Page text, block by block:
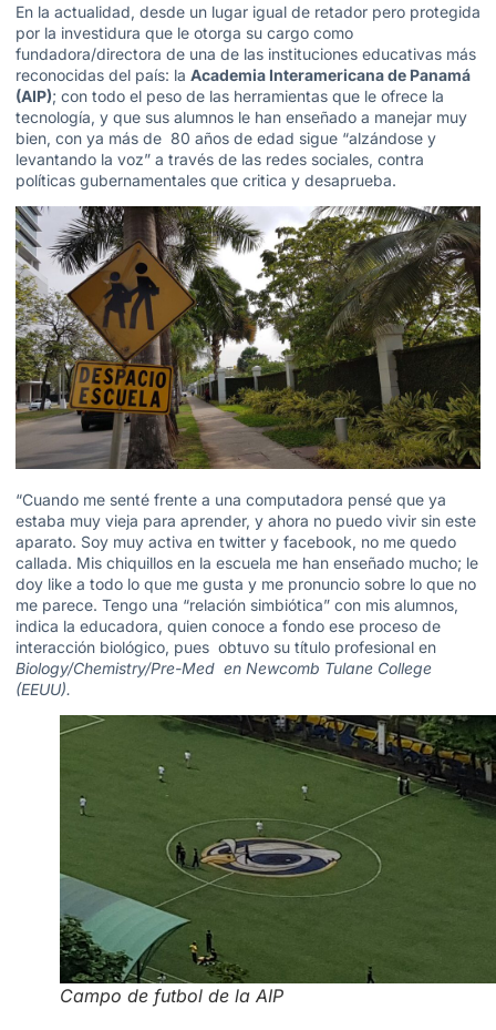
En la actualidad, desde un lugar igual de retador pero protegida
por la investidura que le otorga su cargo como
fundadora/directora de una de las instituciones educativas más
reconocidas del país: la Academia Interamericana de Panamá
(AIP); con todo el peso de las herramientas que le ofrece la
tecnología, y que sus alumnos le han enseñado a manejar muy
bien, con ya más de 80 años de edad sigue “alzándose y
levantando la voz” a través de las redes sociales, contra
políticas gubernamentales que critica y desaprueba.
“Cuando me senté frente a una computadora pensé que ya
estaba muy vieja para aprender, y ahora no puedo vivir sin este
aparato. Soy muy activa en twitter y facebook, no me quedo
callada. Mis chiquillos en la escuela me han enseñado mucho; le
doy like a todo lo que me gusta y me pronuncio sobre lo que no
me parece. Tengo una “relación simbiótica” con mis alumnos,
indica la educadora, quien conoce a fondo ese proceso de
interacción biológico, pues obtuvo su título profesional en
Biology/Chemistry/Pre-Med en Newcomb Tulane College
(EEUU).
Campo de futbol de la AIP